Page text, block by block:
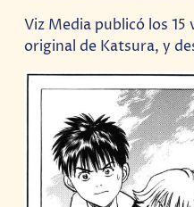
Viz Media publicó los
original de Katsura, y